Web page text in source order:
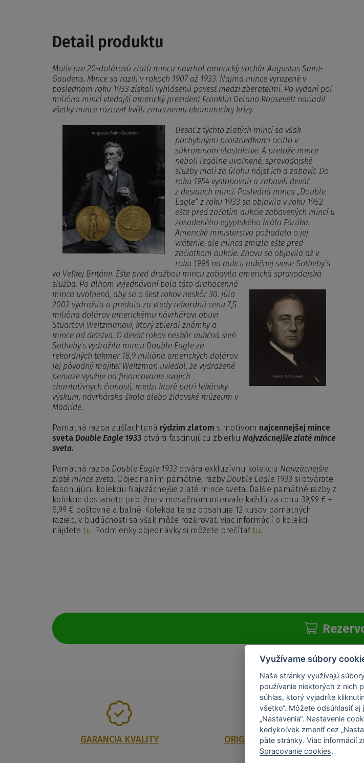
Detail produktu
Motív pre 20-dolárovú zlatú mincu navrhol americký sochár Augustus Saint-
Gaudens. Mince sa razili v rokoch 1907 až 1933. Najmä mince vyrazené v
poslednom roku 1933 získali vyhlásenú povesť medzi zberateľmi. Po vydaní pol
milióna mincí vtedajší americký prezident Franklin Delano Roosevelt nariadil
všetky mince roztaviť kvôli zmierneniu ekonomickej krízy.
Desať z týchto zlatých mincí sa však
pochybnými prostriedkami ocitlo v
súkromnom vlastníctve. A pretože mince
neboli legálne uvoľnené, spravodajské
služby mali za úlohu nájsť ich a zabaviť. Do
roku 1954 vystopovali a zabavili deväť
z desiatich mincí. Posledná minca „Double
Eagle“ z roku 1933 sa objavila v roku 1952
ešte pred začatím aukcie zabavených mincí u
zosadeného egyptského kráľa Fárúka.
Americké ministerstvo požiadalo o jej
vrátenie, ale minca zmizla ešte pred
začiatkom aukcie. Znovu sa objavila až v
roku 1996 na aukcii aukčnej siene Sotheby´s
vo Veľkej Británii. Ešte pred dražbou mincu zabavila americká spravodajská
služba. Po dlhom vyjednávaní bola táto drahocenná
minca uvoľnená, aby sa o šesť rokov neskôr 30. júla
2002 vydražila a predala za vtedy rekordnú cenu 7,5
milióna dolárov americkému návrhárovi obuvi
Stuartovi Weitzmanovi, ktorý zbieral známky a
mince od detstva. O deväť rokov neskôr aukčná sieň
Sotheby’s vydražila mincu Double Eagle za
rekordných takmer 18,9 milióna amerických dolárov.
Jej pôvodný majiteľ Weitzman uviedol, že vydražené
peniaze využije na financovanie svojich
charitatívnych činností, medzi ktoré patrí lekársky
výskum, návrhárska škola alebo židovské múzeum v
Madride.
Pamätná razba zušľachtená rýdzim zlatom s motívom najcennejšej mince
sveta Double Eagle 1933 otvára fascinujúcu zbierku Najvzácnejšie zlaté mince
sveta.
Pamätná razba Double Eagle 1933 otvára exkluzívnu kolekciu Najvzácnejšie
zlaté mince sveta. Objednaním pamätnej razby Double Eagle 1933 si otvárate
fascinujúcu kolekciu Najvzácnejšie zlaté mince sveta. Ďalšie pamätné razby z
kolekcie dostanete približne v mesačnom intervale každú za cenu 39,99 € +
6,99 € poštovné a balné. Kolekcia teraz obsahuje 12 kusov pamätných
razieb, v budúcnosti sa však môže rozširovať. Viac informácií o kolekcii
nájdete tu. Podmienky objednávky si môžete prečítať tu.
GARANCIA KVALITY ORIGINALITA PÔVODU
Využívame súbory
Naše stránky využívajú
používanie niektorých z nich
súhlas, ktorý vyjadríte
všetko“. Môžete odsúhlasiť aj
„Nastavenia“. Nastavenie
kedykoľvek zmeniť cez
päte stránky. Viac informácií
Spracovanie cookies.